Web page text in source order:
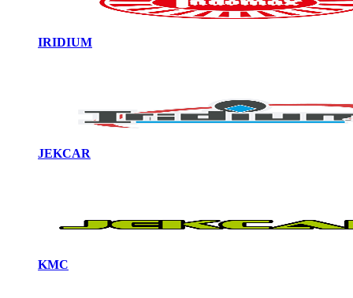
IRIDIUM
JEKCAR
KMC